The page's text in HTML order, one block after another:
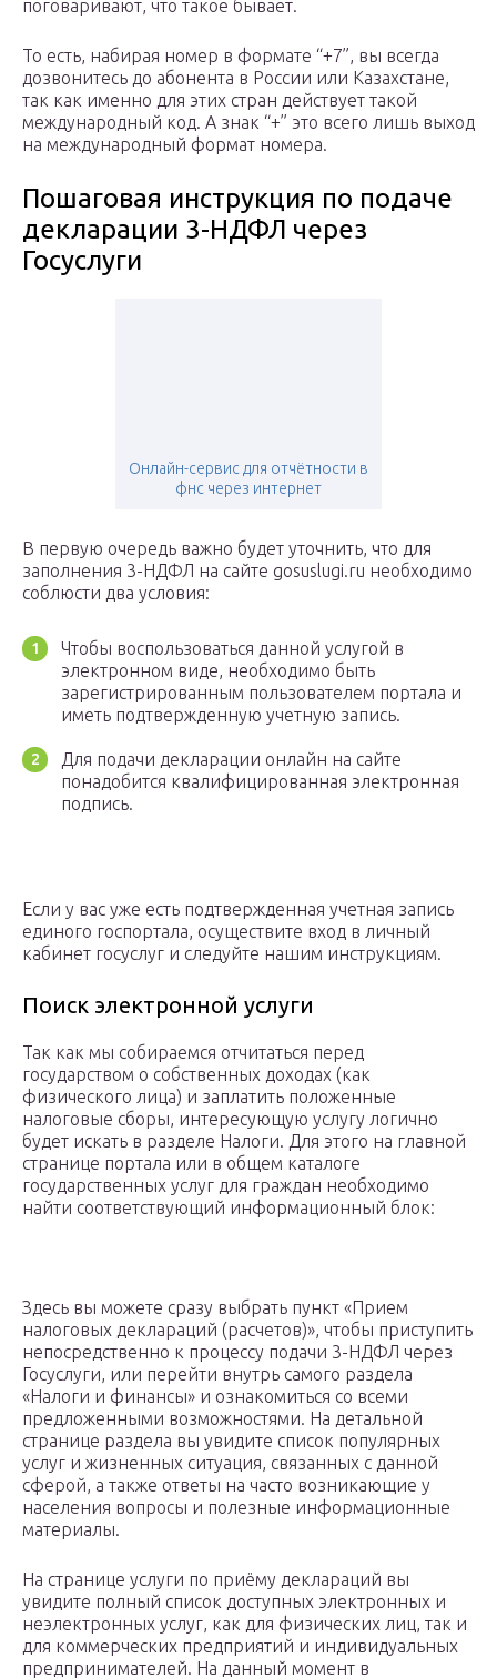
поговаривают, что такое бывает.
То есть, набирая номер в формате “+7”, вы всегда
дозвонитесь до абонента в России или Казахстане,
так как именно для этих стран действует такой
международный код. А знак “+” это всего лишь выход
на международный формат номера.
Пошаговая инструкция по подаче
декларации 3-НДФЛ через
Госуслуги
Онлайн-сервис для отчётности в
фнс через интернет
В первую очередь важно будет уточнить, что для
заполнения 3-НДФЛ на сайте gosuslugi.ru необходимо
соблюсти два условия:
Чтобы воспользоваться данной услугой в
электронном виде, необходимо быть
зарегистрированным пользователем портала и
иметь подтвержденную учетную запись.
Для подачи декларации онлайн на сайте
понадобится квалифицированная электронная
подпись.
Если у вас уже есть подтвержденная учетная запись
единого госпортала, осуществите вход в личный
кабинет госуслуг и следуйте нашим инструкциям.
Поиск электронной услуги
Так как мы собираемся отчитаться перед
государством о собственных доходах (как
физического лица) и заплатить положенные
налоговые сборы, интересующую услугу логично
будет искать в разделе Налоги. Для этого на главной
странице портала или в общем каталоге
государственных услуг для граждан необходимо
найти соответствующий информационный блок:
Здесь вы можете сразу выбрать пункт «Прием
налоговых деклараций (расчетов)», чтобы приступить
непосредственно к процессу подачи 3-НДФЛ через
Госуслуги, или перейти внутрь самого раздела
«Налоги и финансы» и ознакомиться со всеми
предложенными возможностями. На детальной
странице раздела вы увидите список популярных
услуг и жизненных ситуация, связанных с данной
сферой, а также ответы на часто возникающие у
населения вопросы и полезные информационные
материалы.
На странице услуги по приёму деклараций вы
увидите полный список доступных электронных и
неэлектронных услуг, как для физических лиц, так и
для коммерческих предприятий и индивидуальных
предпринимателей. На данный момент в